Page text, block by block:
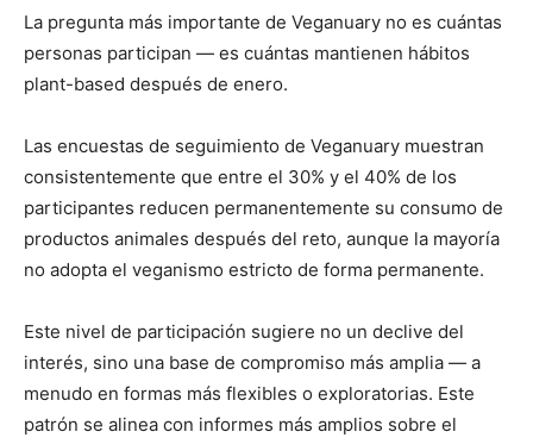
La pregunta más importante de Veganuary no es cuántas
personas participan — es cuántas mantienen hábitos
plant-based después de enero.
Las encuestas de seguimiento de Veganuary muestran
consistentemente que entre el 30% y el 40% de los
participantes reducen permanentemente su consumo de
productos animales después del reto, aunque la mayoría
no adopta el veganismo estricto de forma permanente.
Este nivel de participación sugiere no un declive del
interés, sino una base de compromiso más amplia — a
menudo en formas más flexibles o exploratorias. Este
patrón se alinea con informes más amplios sobre el